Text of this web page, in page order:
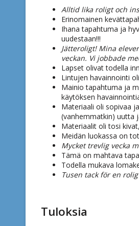
Alltid lika roligt och
Erinomainen
Ihana tapahtuma ja
uudestaan!!!
Jätteroligt! Mina
veckan. Vi jobbade
Lapset olivat todella
Lintujen havainnointi
Mainio tapahtuma ja
käytöksen
Materiaali oli sopivaa
(vanhemmatkin) uutta
Materiaalit oli tosi
Meidän luokassa on
Mycket trevlig vecka
Tämä on mahtava
Todella mukava
Tusen tack för en
Tuloksia